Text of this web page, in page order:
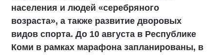
населения и людей «серебряного
возраста», а также развитие дворовых
видов спорта. До 10 августа в Республике
Коми в рамках марафона запланированы, в